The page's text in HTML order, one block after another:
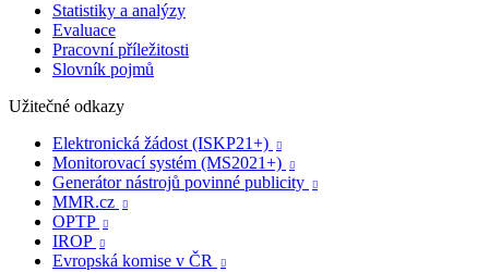
Statistiky a analýzy
Evaluace
Pracovní příležitosti
Slovník pojmů
Užitečné odkazy
Elektronická žádost (ISKP21+)

Monitorovací systém (MS2021+) 
Generátor nástrojů povinné publicity 
MMR.cz 
OPTP 
IROP 
Evropská komise v ČR 